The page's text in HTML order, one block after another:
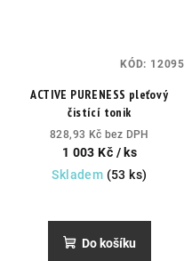
ACTIVE PURENESS pleťový
čistící tonik
828,93 Kč bez DPH
1 003 Kč / ks
Skladem (53 ks)
hodnocení
produktu
Do košíku
KÓD: 12095